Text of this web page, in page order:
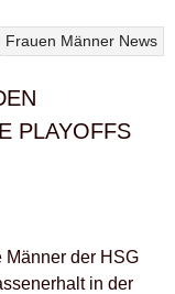
Frauen Männer News
PLAYOFFS
Männer der HSG
in der